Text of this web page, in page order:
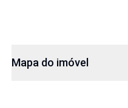
Mapa do imóvel